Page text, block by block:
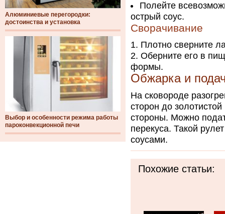
Алюминиевые перегородки:
достоинства и установка
Выбор и особенности режима работы
пароконвекционной печи
Полейте
острый соус.
Сворачивание
Плотно сверните
Оберните его в
формы.
Обжарка и
На сковороде
сторон до
стороны. Можно
перекуса. Такой
соусами.
Похожие статьи: